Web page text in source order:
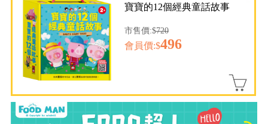
寶寶的12個經典童話故事
市售價:$720
會員價:$496